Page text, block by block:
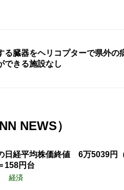
る臓器をヘリコプターで県外
できる施設なし
NEWS）
日経平均株価終値 6万5039円
158円台
経済